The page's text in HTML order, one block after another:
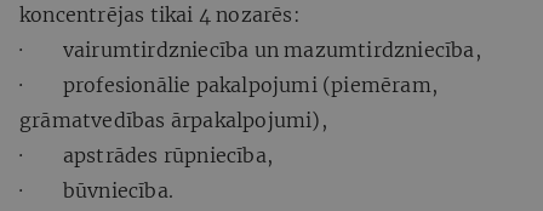
koncentrējas tikai 4 nozarēs:
· vairumtirdzniecība un mazumtirdzniecība,
· profesionālie pakalpojumi (piemēram,
grāmatvedības ārpakalpojumi),
· apstrādes rūpniecība,
· būvniecība.